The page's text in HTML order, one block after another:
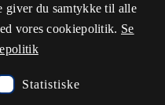
giver du samtykke til alle
vores cookiepolitik. Se
Statistiske